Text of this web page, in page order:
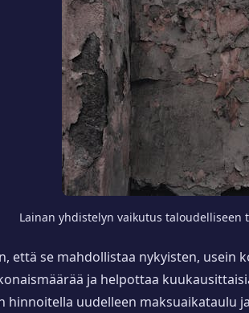
Lainan yhdistelyn vaikutus taloudelliseen
se mahdollistaa nykyisten, usein
ja helpottaa
uudelleen